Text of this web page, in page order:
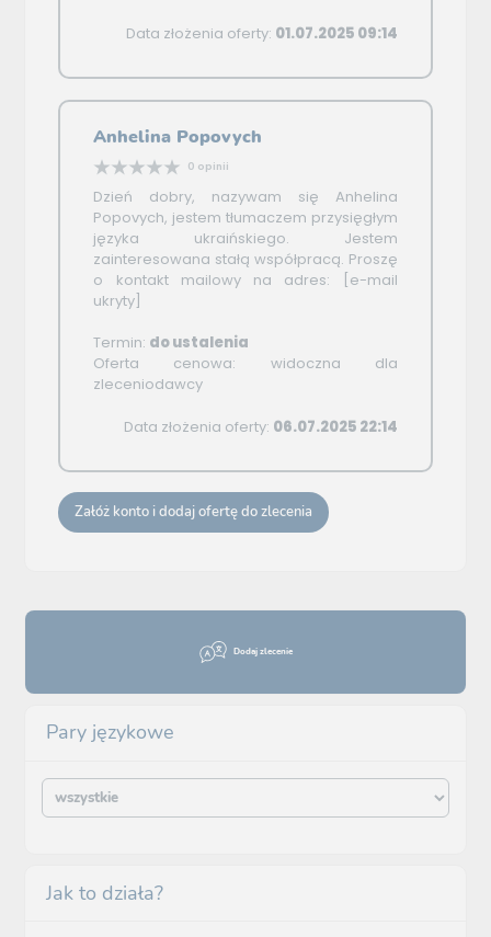
Dodaj zlecenie
Pary językowe
Jak to działa?
Data złożenia oferty: 01.07.2025 09:14
Anhelina Popovych
0 opinii
Dzień dobry, nazywam się Anhelina
Popovych, jestem tłumaczem przysięgłym
języka ukraińskiego. Jestem
zainteresowana stałą współpracą. Proszę
o kontakt mailowy na adres: [e-mail
ukryty]
Termin: do ustalenia
Oferta cenowa: widoczna dla
zleceniodawcy
Data złożenia oferty: 06.07.2025 22:14
Załóż konto i dodaj ofertę do zlecenia